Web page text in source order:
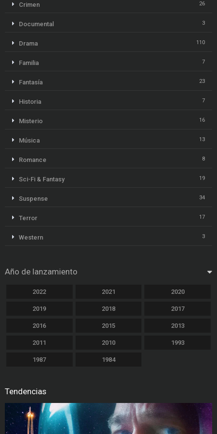
Crimen 26
Documental 3
Drama 110
Familia 7
Fantasía 23
Historia 7
Misterio 16
Música 13
Romance 8
Sci-Fi & Fantasy 19
Suspense 34
Terror 17
Western 3
Año de lanzamiento
2022 2021 2020
2019 2018 2017
2016 2015 2013
2011 2010 1993
1987 1984
Tendencias